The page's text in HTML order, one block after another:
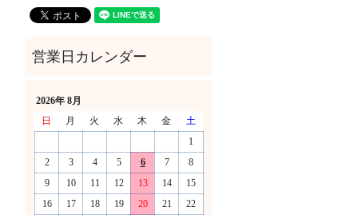
2026年 8月
日
月 火 水 木 金
土
1
2
3 4 5 6 7
8
9
10 11 12 13 14
15
16
17 18 19 20 21
22